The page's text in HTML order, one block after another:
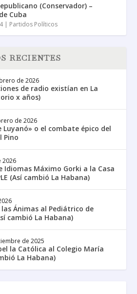
(Conservador) –
Cuba
| Partidos Políticos
RECIENTES
de 2026
de radio existían en La
x años)
de 2026
Luyanó» o el combate épico del
Pino
2026
Idiomas Máximo Gorki a la Casa
(Así cambió La Habana)
Ánimas al Pediátrico de
cambió La Habana)
de 2025
la Católica al Colegio María
La Habana)